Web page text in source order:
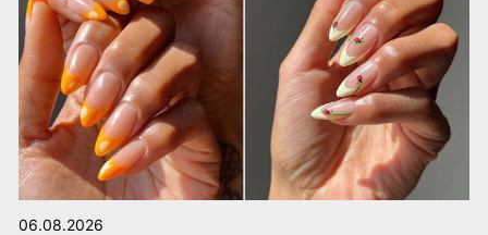
06.08.2026